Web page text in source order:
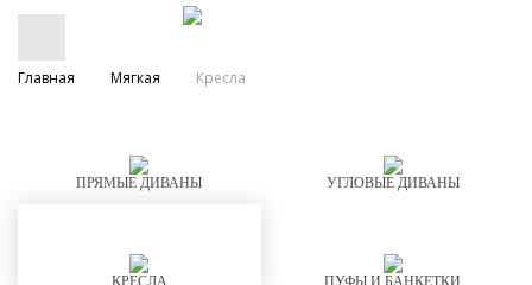
Главная Мягкая Кресла
ПРЯМЫЕ ДИВАНЫ УГЛОВЫЕ ДИВАНЫ
КРЕСЛА ПУФЫ И БАНКЕТКИ